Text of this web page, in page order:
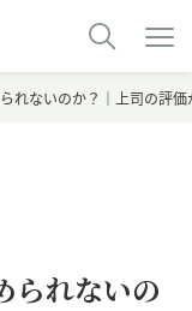
れないのか？｜上司の評
られないの